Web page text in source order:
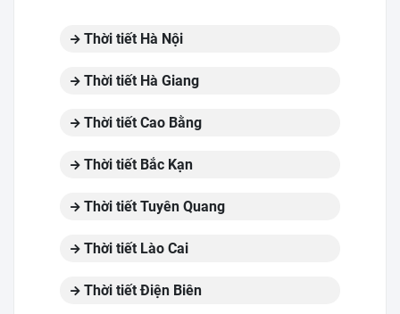
Thời tiết Hà Nội
Thời tiết Hà Giang
Thời tiết Cao Bằng
Thời tiết Bắc Kạn
Thời tiết Tuyên Quang
Thời tiết Lào Cai
Thời tiết Điện Biên